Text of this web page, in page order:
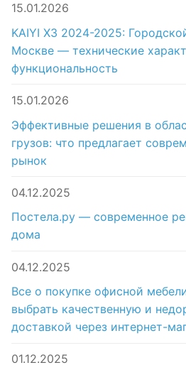
15.01.2026
KAIYI X3 2024-2025:
Москве — технические
функциональность
15.01.2026
Эффективные решения в
грузов: что предлагает
рынок
04.12.2025
Постела.ру — современное
дома
04.12.2025
Все о покупке офисной
выбрать качественную и
доставкой через интернет-
01.12.2025